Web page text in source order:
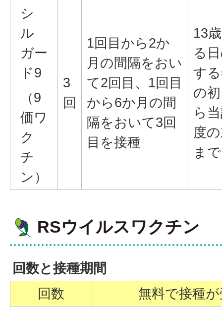
シ
ル
ガー
ド9
（9
価ワ
ク
チ
ン）
3
回
1回目から2か
月の間隔をおい
て2回目、1回目
から6か月の間
隔をおいて3回
目を接種
13
る
す
の
ら
度
まで
RSウイルスワクチン
回数と接種期間
回数
無料で接種